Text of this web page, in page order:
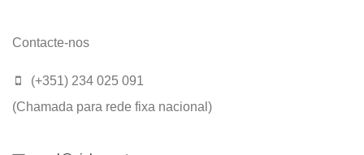
Contacte-nos
(+351) 234 025 091
(Chamada para rede fixa nacional)